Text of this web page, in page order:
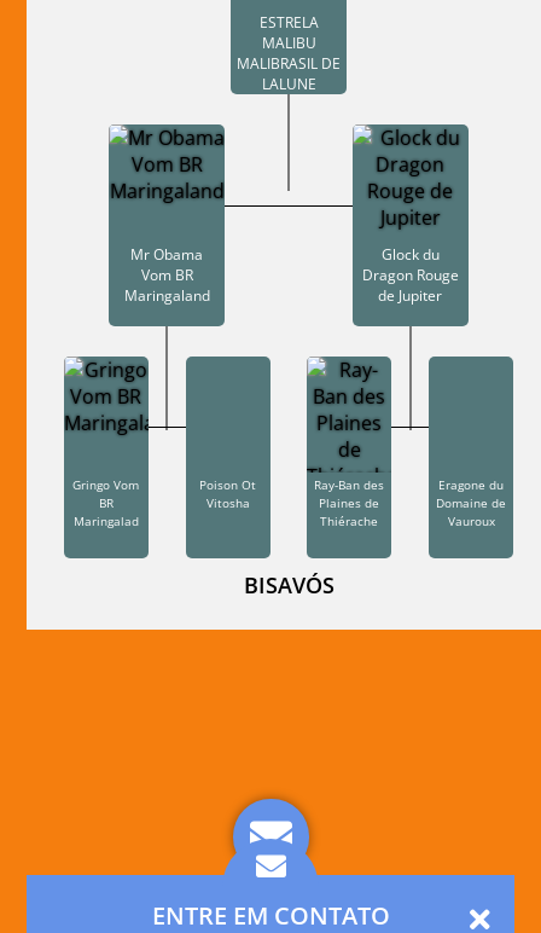
ESTRELA
MALIBU
MALIBRASIL DE
LALUNE
Mr Obama
Vom BR
Maringaland
Glock du
Dragon Rouge
de Jupiter
Gringo Vom
BR
Maringalad
Poison Ot
Vitosha
Ray-Ban des
Plaines de
Thiérache
Eragone du
Domaine de
Vauroux
BISAVÓS
ENTRE EM CONTATO